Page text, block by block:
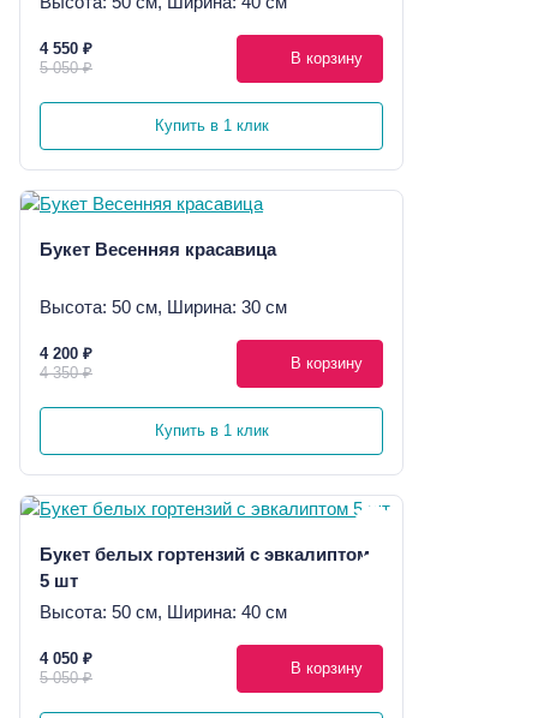
4 550 ₽
5 050 ₽
В корзину
Купить в 1 клик
Букет Весенняя красавица
Высота: 50 см, Ширина: 30 см
4 200 ₽
4 350 ₽
В корзину
Купить в 1 клик
Букет белых гортензий с эвкалиптом
5 шт
Высота: 50 см, Ширина: 40 см
4 050 ₽
5 050 ₽
В корзину